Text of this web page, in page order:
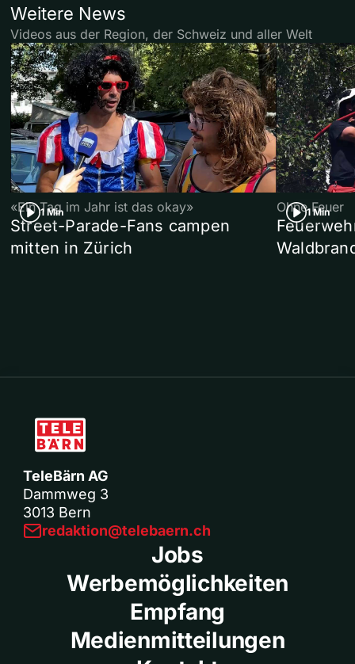
Weitere News
Videos aus der Region, der Schweiz und aller Welt
1 Min
«Ein Tag im Jahr ist das okay»
Street-Parade-Fans campen
mitten in Zürich
1 Min
Ohne Feuer
TeleBärn AG
Dammweg 3
3013 Bern
redaktion@telebaern.ch
Jobs
Werbemöglichkeiten
Empfang
Medienmitteilungen